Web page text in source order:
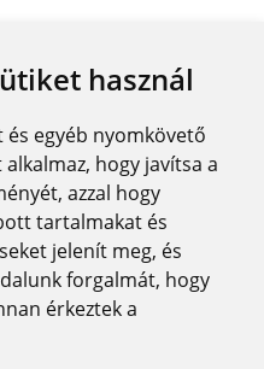
használ
és egyéb nyomkövető
hogy javítsa a
azzal hogy
tartalmakat és
jelenít meg, és
forgalmát, hogy
érkeztek a
jog fenntartva